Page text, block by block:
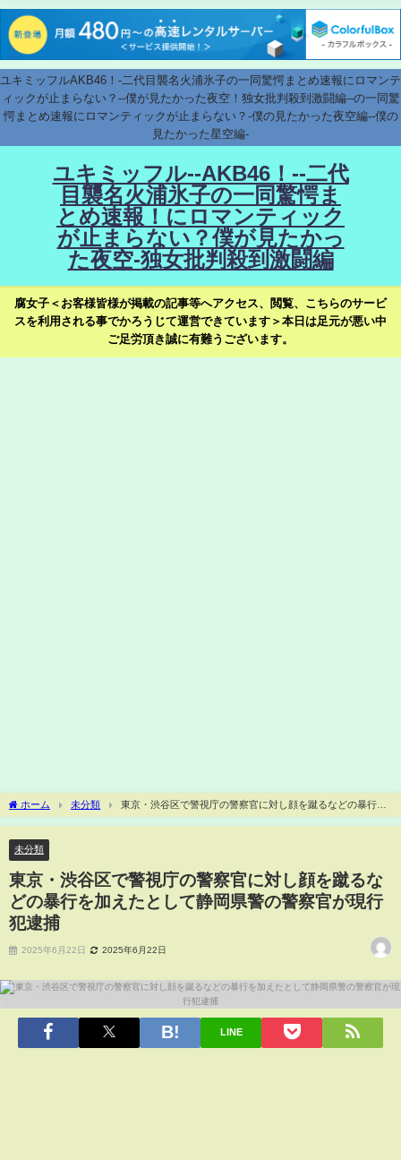
ユキミッフルAKB46！-二代目襲名火浦氷子の一同驚愕まとめ速報にロマンテ
ィックが止まらない？--僕が見たかった夜空！独女批判殺到激闘編--の一同驚
愕まとめ速報にロマンティックが止まらない？-僕の見たかった夜空編--僕の
見たかった星空編-
ユキミッフル--AKB46！--二代
目襲名火浦氷子の一同驚愕ま
とめ速報！にロマンティック
が止まらない？僕が見たかっ
た夜空-独女批判殺到激闘編
腐女子＜お客様皆様が掲載の記事等へアクセス、閲覧、こちらのサービ
スを利用される事でかろうじて運営できています＞本日は足元が悪い中
ご足労頂き誠に有難うございます。
ホーム 未分類
東京・渋谷区で警視庁の警察官に対し顔を蹴るなどの暴行を
加えたとして静岡県警の警察官が現行犯逮捕
未分類
東京・渋谷区で警視庁の警察官に対し顔を蹴るな
どの暴行を加えたとして静岡県警の警察官が現行
犯逮捕
2025年6月22日 2025年6月22日
LINE